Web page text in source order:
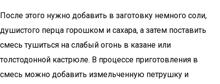
После этого нужно добавить в заготовку немного соли,
душистого перца горошком и сахара, а затем поставить
смесь тушиться на слабый огонь в казане или
толстодонной кастрюле. В процессе приготовления в
смесь можно добавить измельченную петрушку и